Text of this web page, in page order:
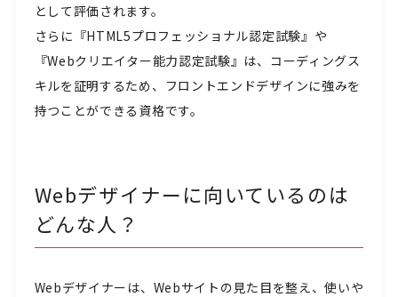
として評価されます。
さらに『HTML5プロフェッショナル認定試験』や
『Webクリエイター能力認定試験』は、コーディングス
キルを証明するため、フロントエンドデザインに強みを
持つことができる資格です。
Webデザイナーに向いているのは
どんな人？
Webデザイナーは、Webサイトの見た目を整え、使いや